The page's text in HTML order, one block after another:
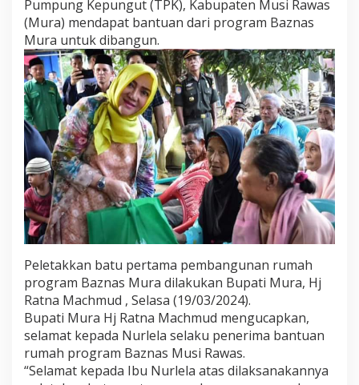
R
e
s
m
i
D
i
m
u
l
a
i
.
B
u
i
M
u
r
a
S
e
m
Pumpung Kepungut (TPK), Kabupaten Musi Rawas
(Mura) mendapat bantuan dari program Baznas
Mura untuk dibangun.
Peletakkan batu pertama pembangunan rumah
program Baznas Mura dilakukan Bupati Mura, Hj
Ratna Machmud , Selasa (19/03/2024).
Bupati Mura Hj Ratna Machmud mengucapkan,
selamat kepada Nurlela selaku penerima bantuan
rumah program Baznas Musi Rawas.
“Selamat kepada Ibu Nurlela atas dilaksanakannya